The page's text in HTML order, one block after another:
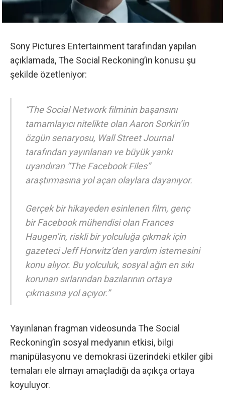
Sony Pictures Entertainment tarafından yapılan
açıklamada, The Social Reckoning’in konusu şu
şekilde özetleniyor:
“The Social Network filminin başarısını
tamamlayıcı nitelikte olan Aaron Sorkin’in
özgün senaryosu, Wall Street Journal
tarafından yayınlanan ve büyük yankı
uyandıran “The Facebook Files”
araştırmasına yol açan olaylara dayanıyor.
Gerçek bir hikayeden esinlenen film, genç
bir Facebook mühendisi olan Frances
Haugen’in, riskli bir yolculuğa çıkmak için
gazeteci Jeff Horwitz’den yardım istemesini
konu alıyor. Bu yolculuk, sosyal ağın en sıkı
korunan sırlarından bazılarının ortaya
çıkmasına yol açıyor.”
Yayınlanan fragman videosunda The Social
Reckoning’in sosyal medyanın etkisi, bilgi
manipülasyonu ve demokrasi üzerindeki etkiler gibi
temaları ele almayı amaçladığı da açıkça ortaya
koyuluyor.